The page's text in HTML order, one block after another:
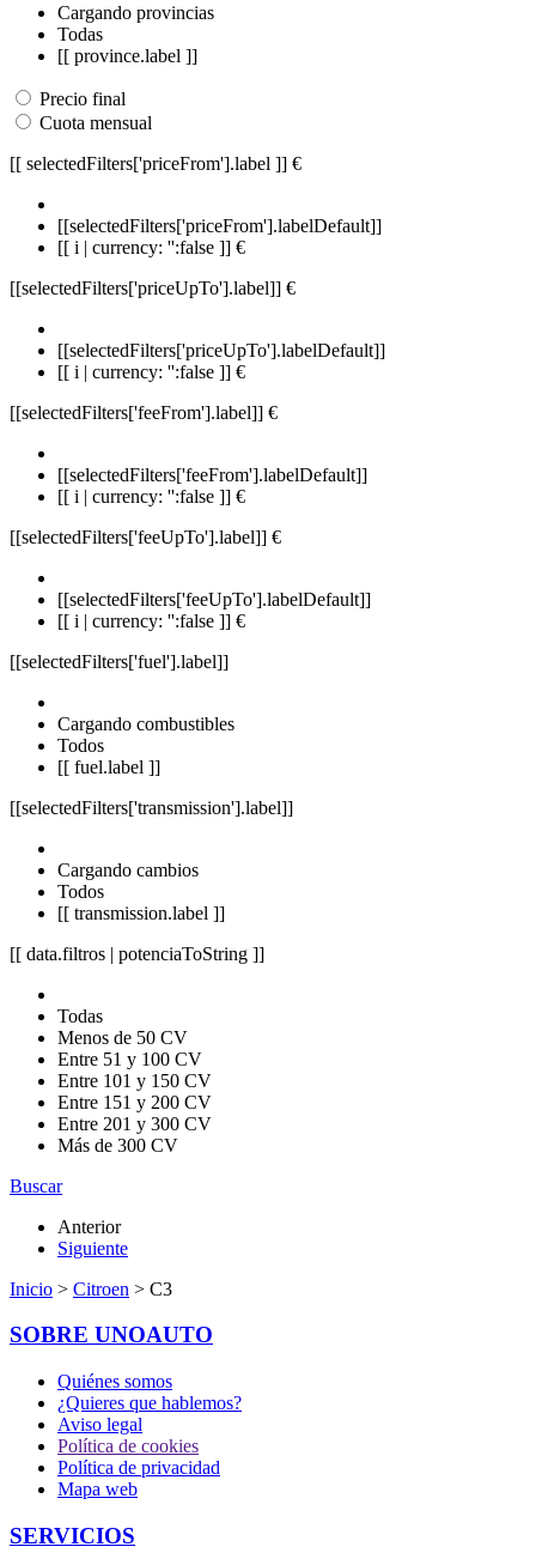
Cargando provincias
Todas
[[ province.label ]]
Precio final
Cuota mensual
[[ selectedFilters['priceFrom'].label ]] €
[[selectedFilters['priceFrom'].labelDefault]]
[[ i | currency: '':false ]] €
[[selectedFilters['priceUpTo'].label]] €
[[selectedFilters['priceUpTo'].labelDefault]]
[[ i | currency: '':false ]] €
[[selectedFilters['feeFrom'].label]] €
[[selectedFilters['feeFrom'].labelDefault]]
[[ i | currency: '':false ]] €
[[selectedFilters['feeUpTo'].label]] €
[[selectedFilters['feeUpTo'].labelDefault]]
[[ i | currency: '':false ]] €
[[selectedFilters['fuel'].label]]
Cargando combustibles
Todos
[[ fuel.label ]]
[[selectedFilters['transmission'].label]]
Cargando cambios
Todos
[[ transmission.label ]]
[[ data.filtros | potenciaToString ]]
Todas
Menos de 50 CV
Entre 51 y 100 CV
Entre 101 y 150 CV
Entre 151 y 200 CV
Entre 201 y 300 CV
Más de 300 CV
Buscar
Anterior
Siguiente
Inicio > Citroen > C3
SOBRE UNOAUTO
Quiénes somos
¿Quieres que hablemos?
Aviso legal
Política de cookies
Política de privacidad
Mapa web
SERVICIOS